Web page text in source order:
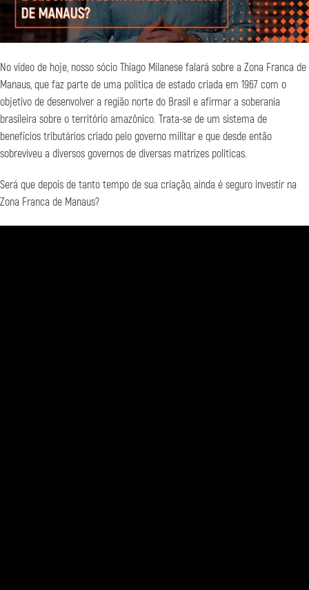
No vídeo de hoje, nosso sócio Thiago Milanese falará sobre a Zona Franca de
Manaus, que faz parte de uma politica de estado criada em 1967 com o
objetivo de desenvolver a região norte do Brasil e afirmar a soberania
brasileira sobre o território amazônico. Trata-se de um sistema de
benefícios tributários criado pelo governo militar e que desde então
sobreviveu a diversos governos de diversas matrizes politicas.
Será que depois de tanto tempo de sua criação, ainda é seguro investir na
Zona Franca de Manaus?